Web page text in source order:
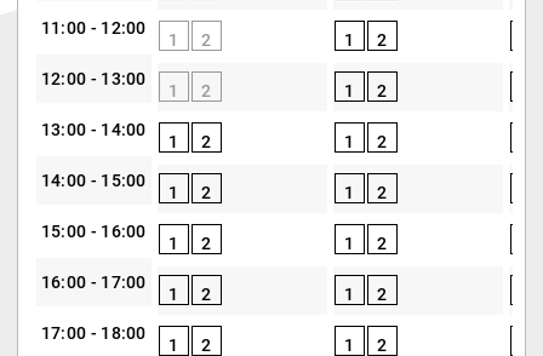
11:00 - 12:00
12:00 - 13:00
13:00 - 14:00
14:00 - 15:00
15:00 - 16:00
16:00 - 17:00
17:00 - 18:00
1 2 1 2
1 2 1 2
1 2 1 2
1 2 1 2
1 2 1 2
1 2 1 2
1 2 1 2